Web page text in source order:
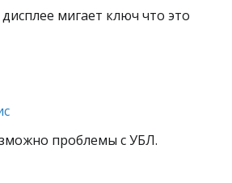
мигает ключ что это
проблемы с УБЛ.